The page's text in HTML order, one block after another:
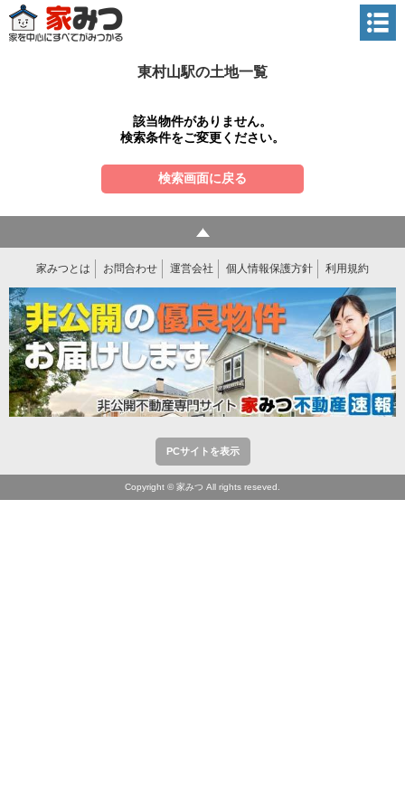
東村山駅の土地一覧
該当物件がありません。
検索条件をご変更ください。
検索画面に戻る
家みつとは お問合わせ 運営会社 個人情報保護方針 利用規約
PCサイトを表示
Copyright © 家みつ All rights reseved.